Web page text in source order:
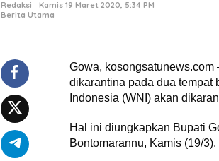
Redaksi
Kamis 19 Maret 2020, 5:34 PM
Berita Utama
Gowa,
dikarantina pada dua tempat
Indonesia (WNI) akan
Hal ini diungkapkan Bupati
Bontomarannu, Kamis (19/3).